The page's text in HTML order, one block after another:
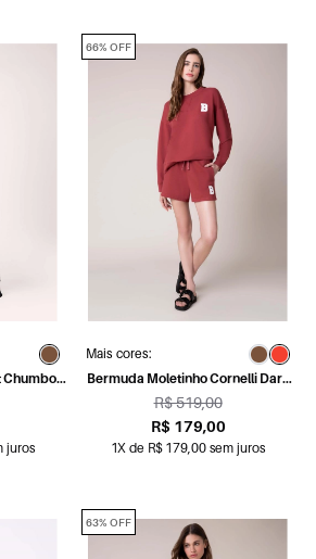
Chumbo
juros
Mais cores:
Bermuda Moletinho Cornelli Dark
Wine
R$ 519,00
R$ 179,00
1X de R$ 179,00 sem juros
66% OFF
63% OFF